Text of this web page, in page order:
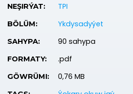
NEŞIRÝAT: TPI
BÖLÜM: Ykdysadyýet
SAHYPA: 90 sahypa
FORMATY: .pdf
GÖWRÜMI: 0,76 MB